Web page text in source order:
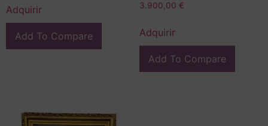
Adquirir
Add To Compare
3.900,00 €
Adquirir
Add To Compare